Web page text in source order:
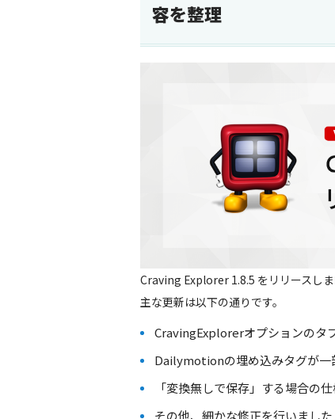
容を整理
Craving Explorer 1.8.5 をリリースしま
主な更新は以下の通りです。
CravingExplorerオプションのタ
Dailymotionの埋め込みタグが一
「変換無しで保存」する場合の
その他、細かな修正を行いました